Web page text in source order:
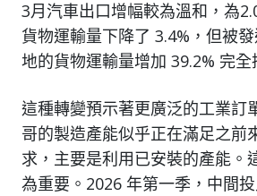
3月汽車出口增幅較為溫和，為
貨物運輸量下降了 3.4%，但被
地的貨物運輸量增加 39.2% 完全
這種轉變預示著更廣泛的工業訂
哥的製造產能似乎正在滿足之前
求，主要是利用已安裝的產能。
為重要。2026 年第一季，中間